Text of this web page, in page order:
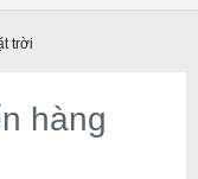
trời
hàng